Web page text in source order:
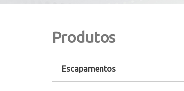
Produtos
Escapamentos